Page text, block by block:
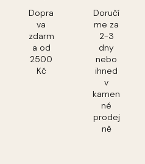
Dopra
va
zdarm
a od
2500
Kč
Doručí
me za
2-3
dny
nebo
ihned
v
kamen
né
prodej
ně